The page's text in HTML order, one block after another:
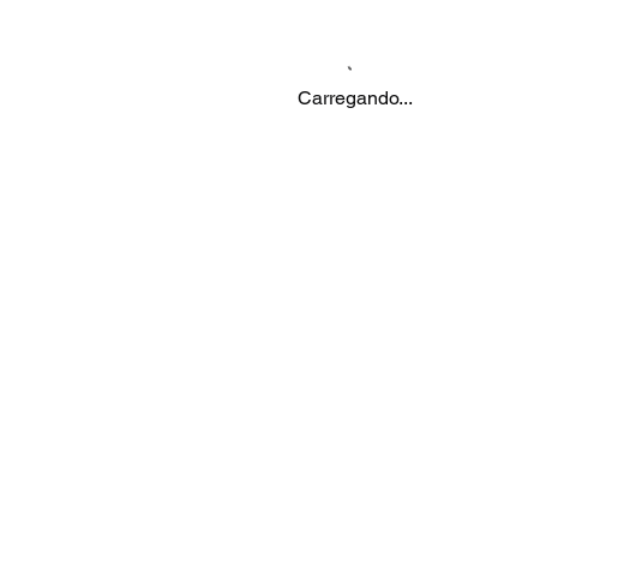
Carregando...